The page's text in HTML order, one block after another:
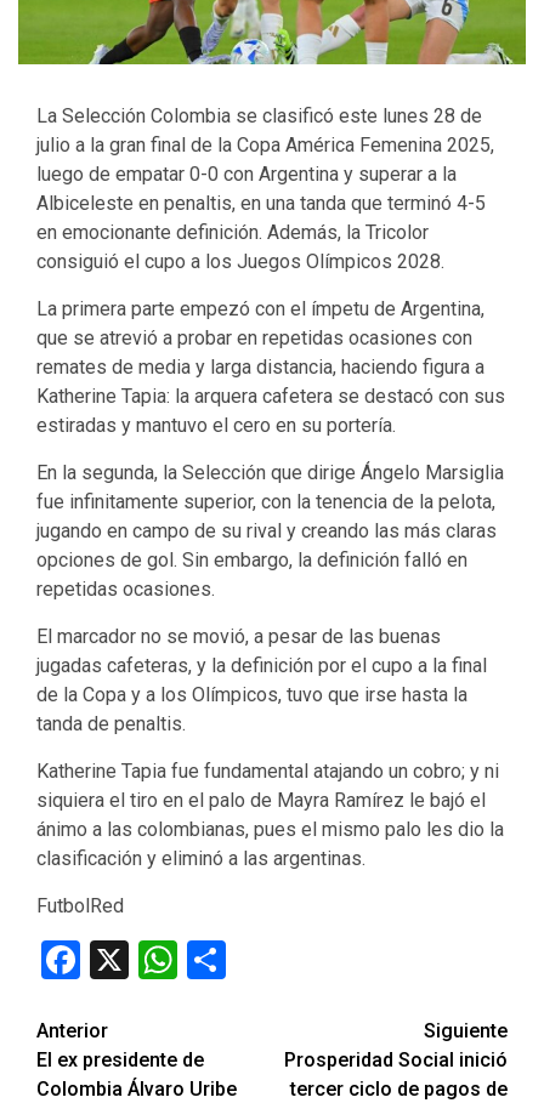
La Selección Colombia se clasificó este lunes 28 de
julio a la gran final de la Copa América Femenina 2025,
luego de empatar 0-0 con Argentina y superar a la
Albiceleste en penaltis, en una tanda que terminó 4-5
en emocionante definición. Además, la Tricolor
consiguió el cupo a los Juegos Olímpicos 2028.
La primera parte empezó con el ímpetu de Argentina,
que se atrevió a probar en repetidas ocasiones con
remates de media y larga distancia, haciendo figura a
Katherine Tapia: la arquera cafetera se destacó con sus
estiradas y mantuvo el cero en su portería.
En la segunda, la Selección que dirige Ángelo Marsiglia
fue infinitamente superior, con la tenencia de la pelota,
jugando en campo de su rival y creando las más claras
opciones de gol. Sin embargo, la definición falló en
repetidas ocasiones.
El marcador no se movió, a pesar de las buenas
jugadas cafeteras, y la definición por el cupo a la final
de la Copa y a los Olímpicos, tuvo que irse hasta la
tanda de penaltis.
Katherine Tapia fue fundamental atajando un cobro; y ni
siquiera el tiro en el palo de Mayra Ramírez le bajó el
ánimo a las colombianas, pues el mismo palo les dio la
clasificación y eliminó a las argentinas.
FutbolRed
Facebook
X WhatsApp
Seguir
leyendo
Anterior
El ex presidente de
Colombia Álvaro Uribe
Siguiente
Prosperidad Social inició
tercer ciclo de pagos de